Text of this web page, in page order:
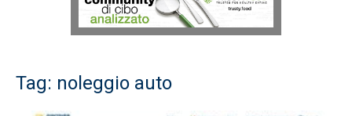
Salvagente
Tag: noleggio auto